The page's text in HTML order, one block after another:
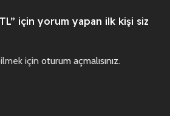
için yorum yapan ilk kişi siz
için oturum açmalısınız.